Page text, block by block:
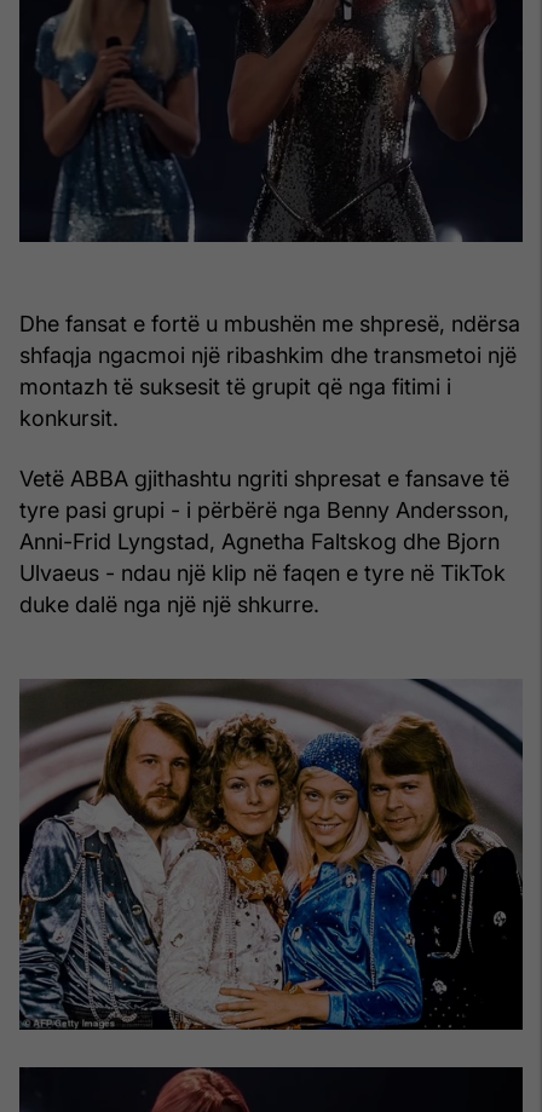
Dhe fansat e fortë u mbushën me shpresë, ndërsa
shfaqja ngacmoi një ribashkim dhe transmetoi një
montazh të suksesit të grupit që nga fitimi i
konkursit.
Vetë ABBA gjithashtu ngriti shpresat e fansave të
tyre pasi grupi - i përbërë nga Benny Andersson,
Anni-Frid Lyngstad, Agnetha Faltskog dhe Bjorn
Ulvaeus - ndau një klip në faqen e tyre në TikTok
duke dalë nga një një shkurre.